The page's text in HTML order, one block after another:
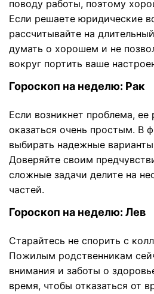
поводу работы, поэтому
Если решаете юридические
рассчитывайте на
думать о хорошем и не
вокруг портить ваше
Гороскоп на неделю: Рак
Если возникнет проблема,
оказаться очень простым. В
выбирать надежные
Доверяйте своим
сложные задачи делите на
частей.
Гороскоп на неделю: Лев
Старайтесь не спорить с
Пожилым родственникам
внимания и заботы о
время, чтобы отказаться от